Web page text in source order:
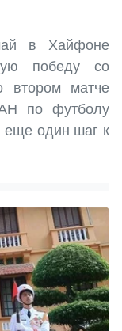
в Хайфоне
победу со
втором матче
по футболу
еще один шаг к